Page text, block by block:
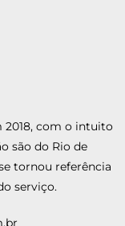
2018, com o intuito
são do Rio de
tornou referência
serviço.